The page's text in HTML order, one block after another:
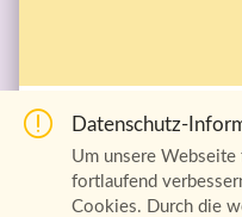
#Glaubensimpuls zum 7.
Wir wünschen Dir eine
hier tägl. als Video
Datenschutz-
Um unsere
fortlaufend
Cookies. Durch die